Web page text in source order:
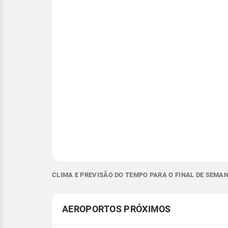
CLIMA E PREVISÃO DO TEMPO PARA O FINAL DE
AEROPORTOS PRÓXIMOS